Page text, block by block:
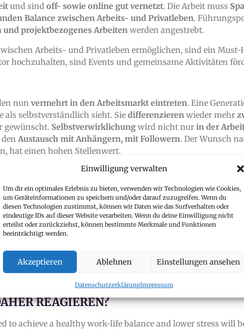
Einwilligung verwalten
Um dir ein optimales Erlebnis zu bieten, verwenden wir Technologien wie Cookies,
um Geräteinformationen zu speichern und/oder darauf zuzugreifen. Wenn du
diesen Technologien zustimmst, können wir Daten wie das Surfverhalten oder
eindeutige IDs auf dieser Website verarbeiten. Wenn du deine Einwilligung nicht
erteilst oder zurückziehst, können bestimmte Merkmale und Funktionen
beeinträchtigt werden.
Akzeptieren Ablehnen Einstellungen ansehen
DatenschutzerklärungImpressum
und sind off- sowie online gut vernetzt. Die Arbeit muss
Balance zwischen Arbeits- und Privatleben.
und projektbezogenes Arbeitenwerden angestrebt.
Arbeits- und Privatleben ermöglichen, sind ein Must-
hochzuhalten, sind Events und gemeinsame Aktivitäten
nunvermehrt in den Arbeitsmarkt eintreten. Eine
als selbstverständlich sieht. Siedifferenzieren wieder mehr
gewünscht. Selbstverwirklichung wird nicht nur in der
denAustausch mit Anhängern, mit Followern. Der Wunsch
hat einen hohen Stellenwert.
Sinne von Vernetzung und Influenceraspekten. Was ist
Yogastudio. Dafür bekommt das Yogastudio eine
profitieren von exklusiven Yoga-Angeboten!
, doch sind genau diese Bedürfnisse und Wünsche
Wünsche und Bedürfnisse gleich
. Krisen bedeuten oft
Der Wunsch nach erhöhterWork-Life-Balance(Familie und
neu zu orientieren
(gewollt oder ungewollt), hat sich nun
REAGIEREN?
to achieve a healthy work-life balance and lower stress will